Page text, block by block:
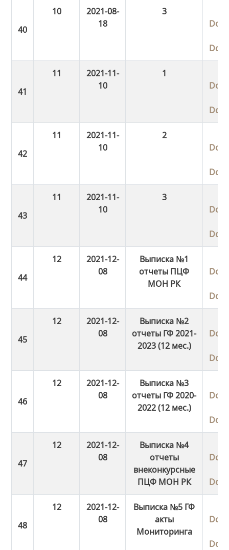
10
2021-08-
18
3
11
2021-11-
10
1
11
2021-11-
10
2
11
2021-11-
10
3
12
2021-12-
08
Выписка №1
отчеты ПЦФ
МОН РК
12
2021-12-
08
Выписка №2
отчеты ГФ 2021-
2023 (12 мес.)
12
2021-12-
08
Выписка №3
отчеты ГФ 2020-
2022 (12 мес.)
12
2021-12-
08
Выписка №4
отчеты
внеконкурсные
ПЦФ МОН РК
12
2021-12-
08
Выписка №5 ГФ
акты
Мониторинга